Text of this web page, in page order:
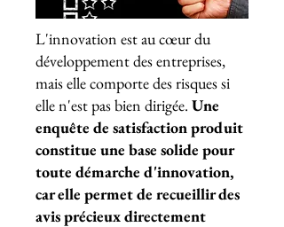
L'innovation est au cœur du
développement des entreprises,
mais elle comporte des risques si
elle n'est pas bien dirigée. Une
enquête de satisfaction produit
constitue une base solide pour
toute démarche d'innovation,
car elle permet de recueillir des
avis précieux directement